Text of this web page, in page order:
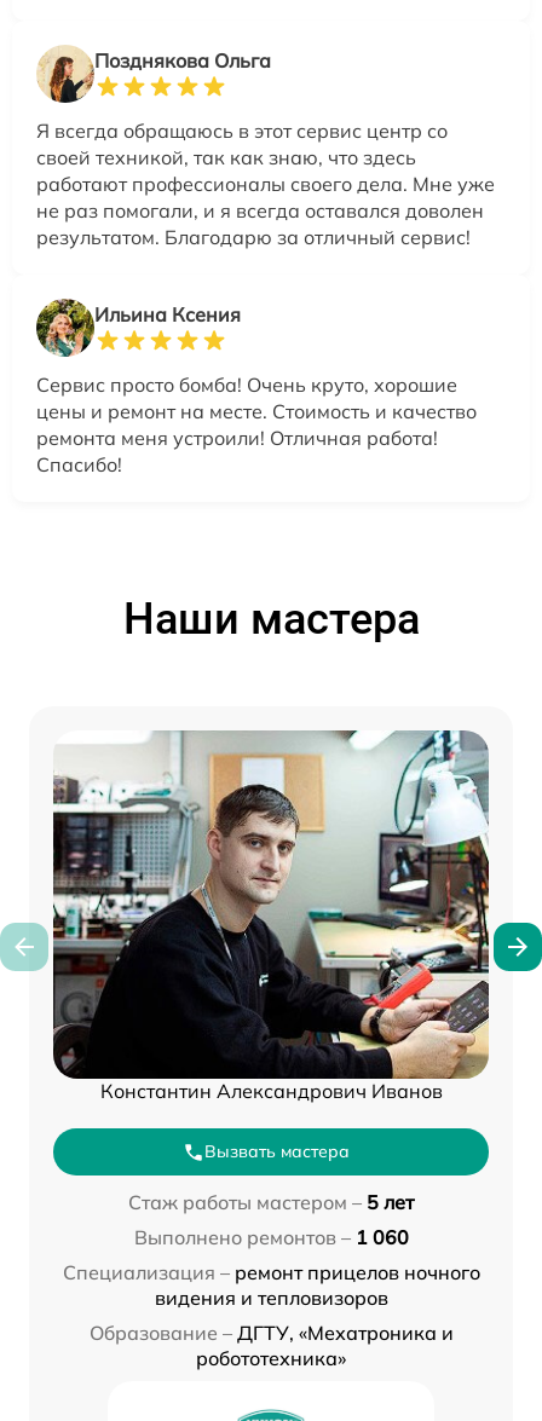
Позднякова Ольга
Я всегда обращаюсь в этот сервис центр со
своей техникой, так как знаю, что здесь
работают профессионалы своего дела. Мне уже
не раз помогали, и я всегда оставался доволен
результатом. Благодарю за отличный сервис!
Ильина Ксения
Сервис просто бомба! Очень круто, хорошие
цены и ремонт на месте. Стоимость и качество
ремонта меня устроили! Отличная работа!
Спасибо!
Наши мастера
Константин Александрович Иванов
Вызвать мастера
Стаж работы мастером – 5 лет
Выполнено ремонтов – 1 060
Специализация – ремонт прицелов ночного
видения и тепловизоров
Образование – ДГТУ, «Мехатроника и
робототехника»